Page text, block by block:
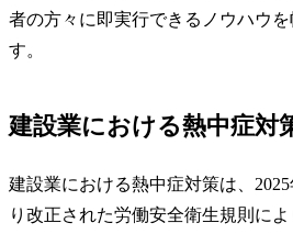
者の方々に即実行できるノウハウ
す。
建設業における熱中症対
建設業における熱中症対策は、
り改正された労働安全衛生規則に